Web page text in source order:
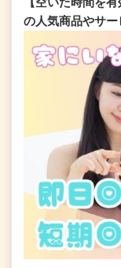
の人気商品やサー